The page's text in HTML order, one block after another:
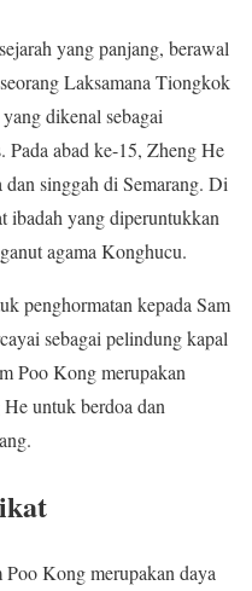
yang panjang, berawal
Laksamana Tiongkok
dikenal sebagai
Pada abad ke-15, Zheng He
singgah di Semarang. Di
ibadah yang diperuntukkan
agama Konghucu.
penghormatan kepada Sam
sebagai pelindung kapal
Poo Kong merupakan
untuk berdoa dan
Kong merupakan daya